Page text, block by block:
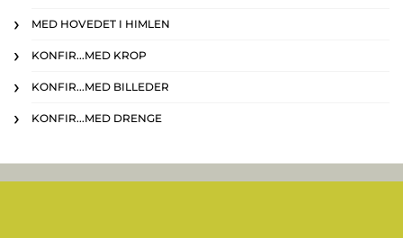
MED HOVEDET I HIMLEN
KONFIR...MED KROP
KONFIR...MED BILLEDER
KONFIR...MED DRENGE